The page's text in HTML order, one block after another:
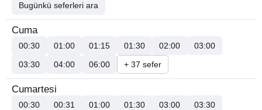
Bugünkü seferleri ara
Cuma
00:30 01:00 01:15 01:30 02:00
03:00
03:30
04:00 06:00 + 37 sefer
Cumartesi
00:30 00:31 01:00 01:30 03:00
03:30